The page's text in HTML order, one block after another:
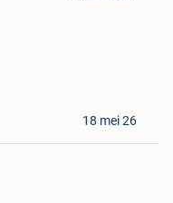
18 mei 26